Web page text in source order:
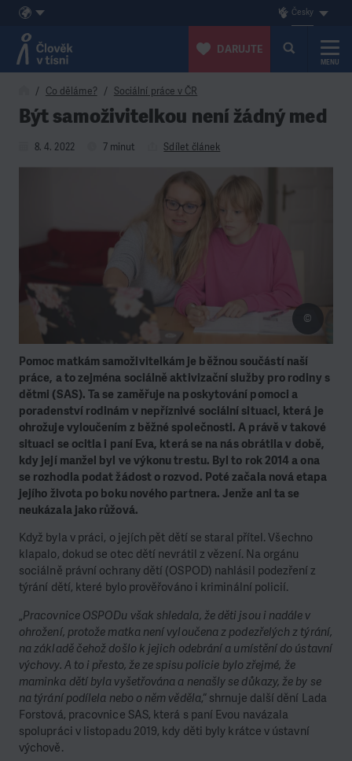
Přeskočit na obsah
Česky
DARUJTE
MENU
Co děláme? Sociální práce v ČR
Být samoživitelkou není žádný med
8. 4. 2022 7 minut Sdílet článek
Pomoc matkám samoživitelkám je běžnou součástí naší
práce, a to zejména sociálně aktivizační služby pro rodiny s
dětmi (SAS). Ta se zaměřuje na poskytování pomoci a
poradenství rodinám v nepříznivé sociální situaci, která je
ohrožuje vyloučením z běžné společnosti. A právě v takové
situaci se ocitla i paní Eva, která se na nás obrátila v době,
kdy její manžel byl ve výkonu trestu. Byl to rok 2014 a ona
se rozhodla podat žádost o rozvod. Poté začala nová etapa
jejího života po boku nového partnera. Jenže ani ta se
neukázala jako růžová.
©
Když byla v práci, o jejích pět dětí se staral přítel. Všechno
klapalo, dokud se otec dětí nevrátil z vězení. Na orgánu
sociálně právní ochrany dětí (OSPOD) nahlásil podezření z
týrání dětí, které bylo prověřováno i kriminální policií.
„Pracovnice OSPODu však shledala, že děti jsou i nadále v
ohrožení, protože matka není vyloučena z podezřelých z týrání,
na základě čehož došlo k jejich odebrání a umístění do ústavní
výchovy. A to i přesto, že ze spisu policie bylo zřejmé, že
maminka dětí byla vyšetřována a nenašly se důkazy, že by se
na týrání podílela nebo o něm věděla,“ shrnuje další dění Lada
Forstová, pracovnice SAS, která s paní Evou navázala
spolupráci v listopadu 2019, kdy děti byly krátce v ústavní
výchově.